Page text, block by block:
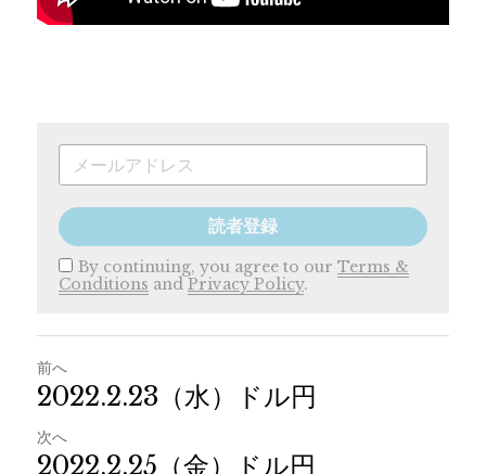
読者登録
By continuing, you agree to our Terms &
Conditions and Privacy Policy.
前へ
2022.2.23（水）ドル円
次へ
2022.2.25（金）ドル円